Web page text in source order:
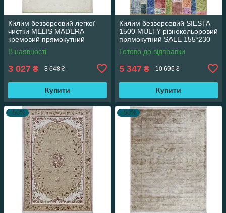
Килим безворсовий легкої
чистки MELIS MADERA
кремовий прямокутний
160*230 см
В наявності
3 027 ₴ 8 648 ₴
Купити
Килим безворсовий SIESTA
1500 MULTY різнокольоровий
прямокутний SALE 155*230
см
Готово до відправки
5 347 ₴ 10 695 ₴
Купити
–50% –50%